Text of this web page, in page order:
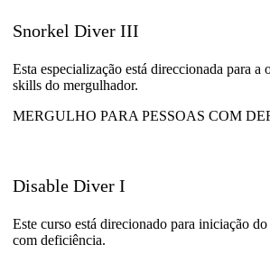
Snorkel Diver III
Esta especialização está direccionada para a
skills do mergulhador.
MERGULHO PARA PESSOAS COM
Disable Diver I
Este curso está direcionado para iniciação
com deficiência.